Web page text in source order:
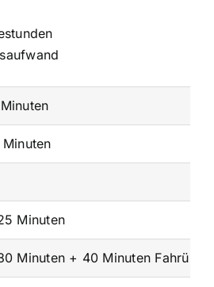
Minuten
Minuten + 40 Minuten